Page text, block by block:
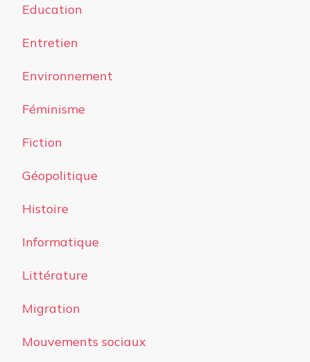
Education
Entretien
Environnement
Féminisme
Fiction
Géopolitique
Histoire
Informatique
Littérature
Migration
Mouvements sociaux